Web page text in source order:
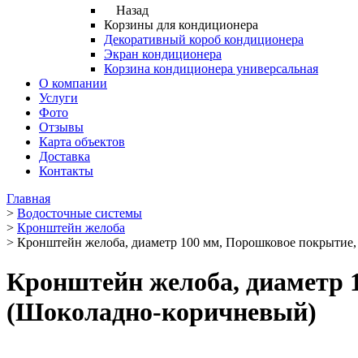
Назад
Корзины для кондиционера
Декоративный короб кондиционера
Экран кондиционера
Корзина кондиционера универсальная
О компании
Услуги
Фото
Отзывы
Карта объектов
Доставка
Контакты
Главная
> Водосточные системы
> Кронштейн желоба
> Кронштейн желоба, диаметр 100 мм, Порошковое
Кронштейн желоба, диаметр
(Шоколадно-коричневый)